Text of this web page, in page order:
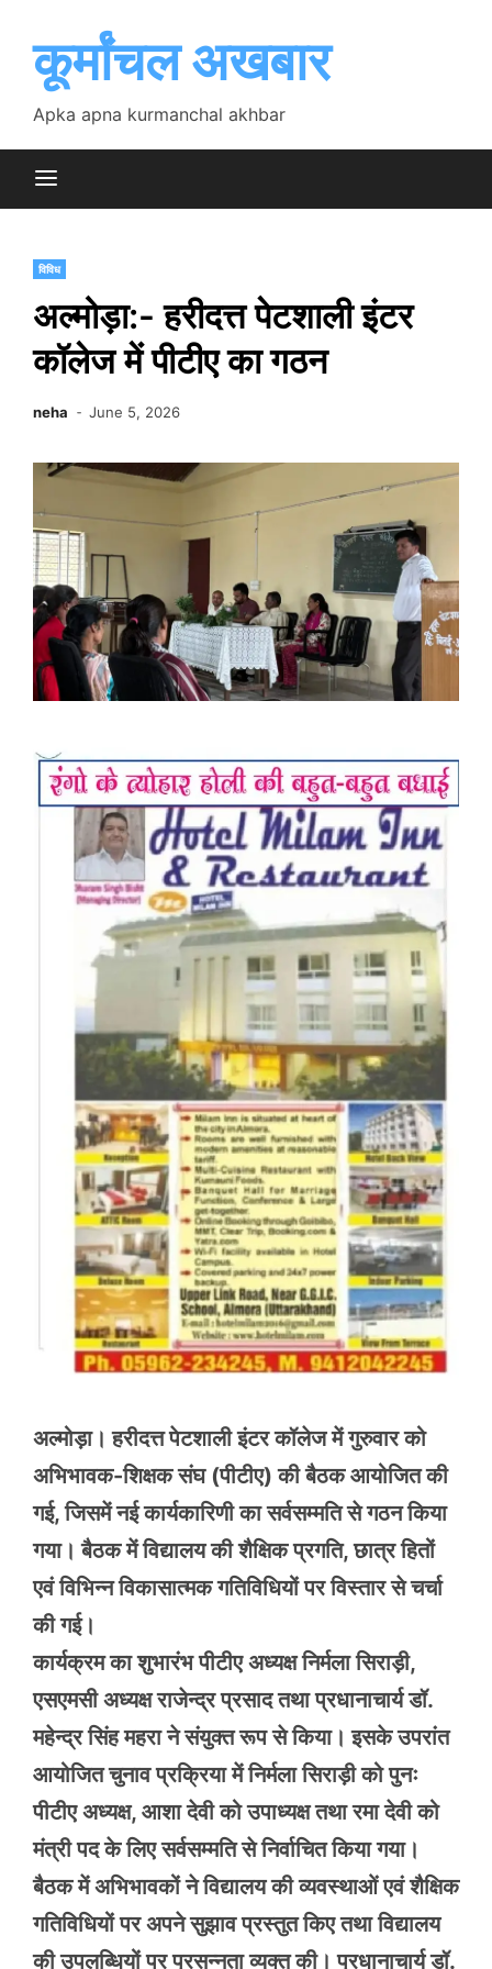
contentकूर्मांचल अखबार
Apka apna kurmanchal akhbar
विविध
अल्मोड़ा:- हरीदत्त पेटशाली इंटर
कॉलेज में पीटीए का गठन
neha June 5, 2026
अल्मोड़ा। हरीदत्त पेटशाली इंटर कॉलेज में गुरुवार को
अभिभावक-शिक्षक संघ (पीटीए) की बैठक आयोजित की
गई, जिसमें नई कार्यकारिणी का सर्वसम्मति से गठन किया
गया। बैठक में विद्यालय की शैक्षिक प्रगति, छात्र हितों
एवं विभिन्न विकासात्मक गतिविधियों पर विस्तार से चर्चा
की गई।
कार्यक्रम का शुभारंभ पीटीए अध्यक्ष निर्मला सिराड़ी,
एसएमसी अध्यक्ष राजेन्द्र प्रसाद तथा प्रधानाचार्य डॉ.
महेन्द्र सिंह महरा ने संयुक्त रूप से किया। इसके उपरांत
आयोजित चुनाव प्रक्रिया में निर्मला सिराड़ी को पुनः
पीटीए अध्यक्ष, आशा देवी को उपाध्यक्ष तथा रमा देवी को
मंत्री पद के लिए सर्वसम्मति से निर्वाचित किया गया।
बैठक में अभिभावकों ने विद्यालय की व्यवस्थाओं एवं शैक्षिक
गतिविधियों पर अपने सुझाव प्रस्तुत किए तथा विद्यालय
की उपलब्धियों पर प्रसन्नता व्यक्त की। प्रधानाचार्य डॉ.